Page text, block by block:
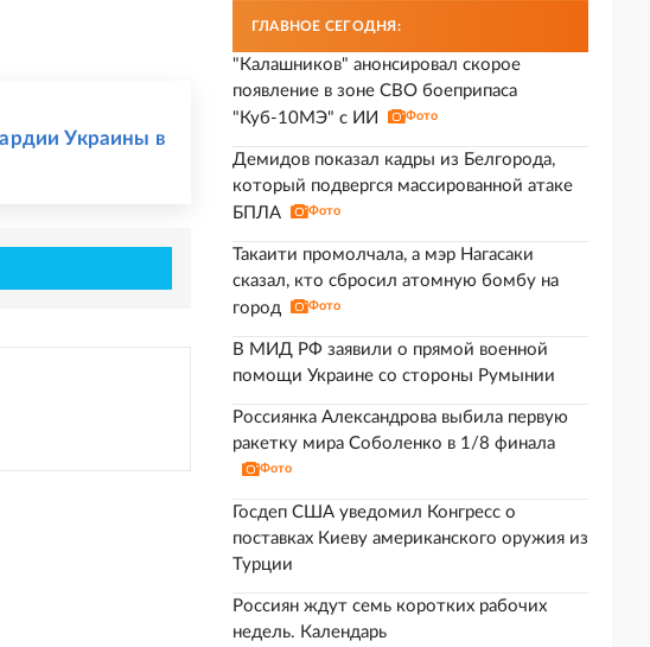
Украины в
ГЛАВНОЕ СЕГОДНЯ:
"Калашников" анонсировал скорое
появление в зоне СВО боеприпаса
"Куб-10МЭ" с ИИ
Фото
Демидов показал кадры из Белгорода,
который подвергся массированной атаке
БПЛА
Фото
Такаити промолчала, а мэр Нагасаки
сказал, кто сбросил атомную бомбу на
город
Фото
В МИД РФ заявили о прямой военной
помощи Украине со стороны Румынии
Россиянка Александрова выбила первую
ракетку мира Соболенко в 1/8 финала
Фото
Госдеп США уведомил Конгресс о
поставках Киеву американского оружия из
Турции
Россиян ждут семь коротких рабочих
недель. Календарь